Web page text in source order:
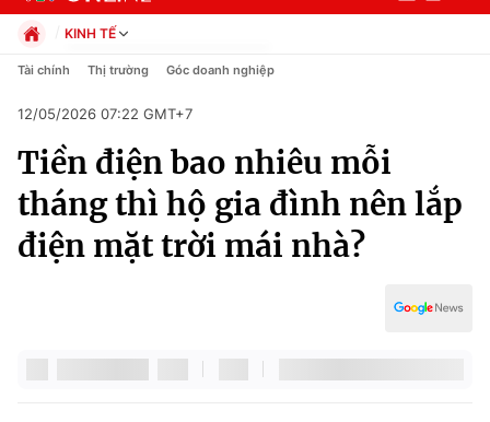
Chuyên mục
Chính trị
Xã hội
Y tế
KINH TẾ
Chính trị
Pháp luật
Kinh tế
Thể thao
Truyền hình
Văn hóa - Giải trí
Tài chính Thị trường Góc doanh nghiệp
12/05/2026 07:22 GMT+7
Tiền điện bao nhiêu mỗi
tháng thì hộ gia đình nên lắp
điện mặt trời mái nhà?